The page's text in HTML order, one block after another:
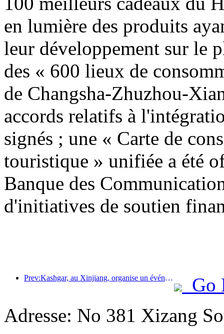
en lumière des produits
leur développement sur le
des « 600 lieux de
de Changsha-Zhuzhou-
accords relatifs à
signés ; une « Carte de
touristique » unifiée a été
Banque des
d'initiatives de soutien
Prev:Kashgar, au Xinjiang, organise un événement de promotion touristique pour favoriser les échanges interethniques.
Go
Adresse: No 381 Xizang